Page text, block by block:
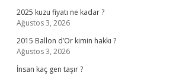
2025 kuzu fiyatı ne kadar ?
Ağustos 3, 2026
2015 Ballon d’Or kimin hakkı ?
Ağustos 3, 2026
İnsan kaç gen taşır ?